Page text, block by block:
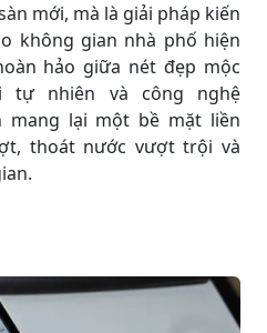
mới, mà là giải pháp kiến
không gian nhà phố hiện
hảo giữa nét đẹp mộc
tự nhiên và công nghệ
mang lại một bề mặt liền
thoát nước vượt trội và